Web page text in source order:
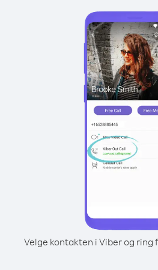
Velge kontakten i Viber og ring